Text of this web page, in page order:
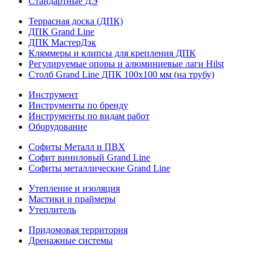
Террасная доска (ДПК)
ДПК Grand Line
ДПК МастерДэк
Кляммеры и клипсы для крепления ДПК
Регулируемые опоры и алюминиевые лаги Hilst
Столб Grand Line ДПК 100х100 мм (на трубу)
Инструмент
Инструменты по бренду
Инструменты по видам работ
Оборудование
Софиты Металл и ПВХ
Софит виниловый Grand Line
Софиты металлические Grand Line
Утепление и изоляция
Мастики и праймеры
Утеплитель
Придомовая территория
Дренажные системы